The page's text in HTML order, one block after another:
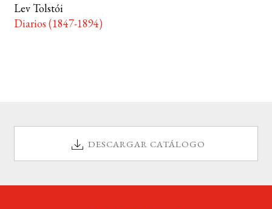
Lev Tolstói
Diarios (1847-1894)
DESCARGAR CATÁLOGO